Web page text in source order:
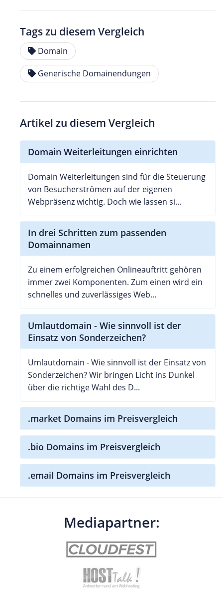
Tags zu diesem Vergleich
Domain
Generische Domainendungen
Artikel zu diesem Vergleich
Domain Weiterleitungen einrichten
Domain Weiterleitungen sind für die Steuerung
von Besucherströmen auf der eigenen
Webpräsenz wichtig. Doch wie lassen si...
In drei Schritten zum passenden
Domainnamen
Zu einem erfolgreichen Onlineauftritt gehören
immer zwei Komponenten. Zum einen wird ein
schnelles und zuverlässiges Web...
Umlautdomain - Wie sinnvoll ist der
Einsatz von Sonderzeichen?
Umlautdomain - Wie sinnvoll ist der Einsatz von
Sonderzeichen? Wir bringen Licht ins Dunkel
über die richtige Wahl des D...
.market Domains im Preisvergleich
.bio Domains im Preisvergleich
.email Domains im Preisvergleich
Mediapartner: